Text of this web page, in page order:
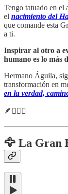
Tengo tatuado en el
el nacimiento del
que comande esta
a ti.
Inspirar al otro a
humano es lo más
Hermano Águila,
transformación en
en la verdad,
🪶🧙🏼‍♂️
🦅 La Gran